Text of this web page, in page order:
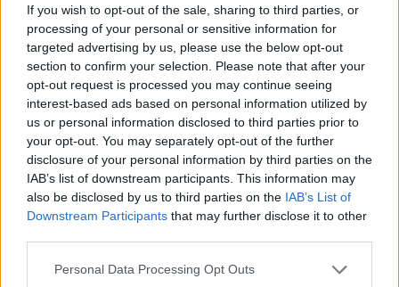
If you wish to opt-out of the sale, sharing to third parties, or
processing of your personal or sensitive information for
targeted advertising by us, please use the below opt-out
section to confirm your selection. Please note that after your
opt-out request is processed you may continue seeing
interest-based ads based on personal information utilized by
us or personal information disclosed to third parties prior to
your opt-out. You may separately opt-out of the further
disclosure of your personal information by third parties on the
IAB’s list of downstream participants. This information may
also be disclosed by us to third parties on the IAB’s List of
Downstream Participants that may further disclose it to other
Personal Data Processing Opt Outs
Portfolio
2025. május 01. 06:30
Hosszú hétvége jön a magyar tőzsdén,
csütörtökön és pénteken kereskedési szünnap
lesz, viszont a világ főbb részvénypiacai közül
lesz, amelyik kinyit.
Gloster Befektetői Klub 2025Május 15-én jön a Portfolio
megismerheted a Gloster menedzsmentjét, és személyesen